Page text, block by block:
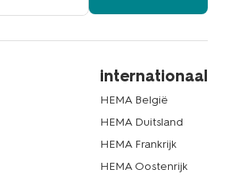
internationaal
HEMA België
HEMA Duitsland
HEMA Frankrijk
HEMA Oostenrijk